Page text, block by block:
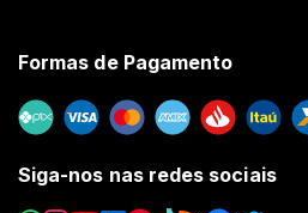
Formas de Pagamento
Siga-nos nas redes sociais